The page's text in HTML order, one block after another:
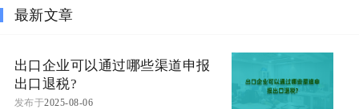
最新文章
出口企业可以通过哪些渠道申报
出口退税?
发布于2025-08-06